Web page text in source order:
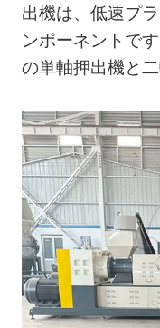
出機は、低速プ
ンポーネントで
の単軸押出機と